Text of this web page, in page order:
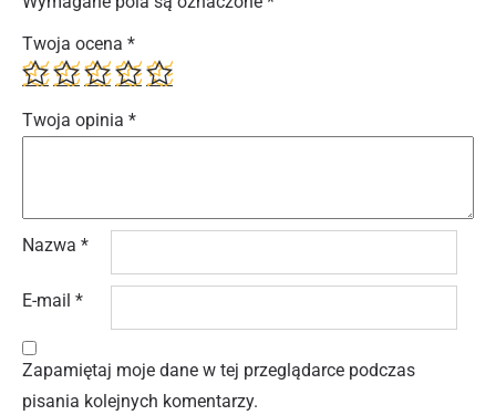
Twoja ocena *
Twoja opinia *
Nazwa *
E-mail *
Zapamiętaj moje dane w tej przeglądarce podczas
pisania kolejnych komentarzy.